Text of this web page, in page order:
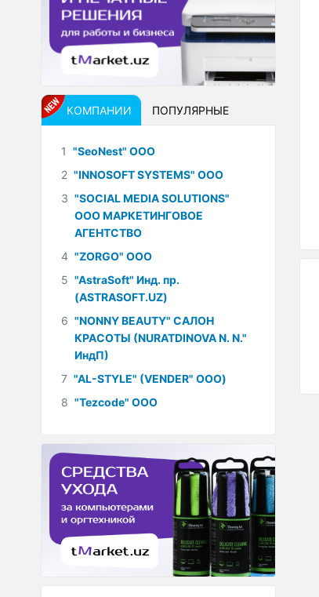
КОМПАНИИ ПОПУЛЯРНЫЕ
1 "SeoNest" ООО
2 "INNOSOFT SYSTEMS" ООО
3 "SOCIAL MEDIA SOLUTIONS"
ООО МАРКЕТИНГОВОЕ
АГЕНТСТВО
4 "ZORGO" ООО
5 "AstraSoft" Инд. пр.
(ASTRASOFT.UZ)
6 "NONNY BEAUTY" САЛОН
КРАСОТЫ (NURATDINOVA N. N."
ИндП)
7 "AL-STYLE" (VENDER" ООО)
8 "Tezcode" ООО